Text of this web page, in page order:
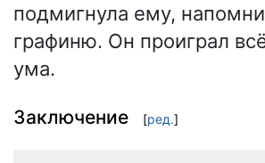
подмигнула ему,
графиню. Он проиграл
ума.
Заключение [ред.]